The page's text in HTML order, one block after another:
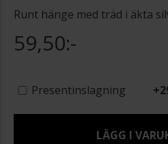
Runt hänge med träd i äkta
59,50:-
Presentinslagning +
LÄGG I